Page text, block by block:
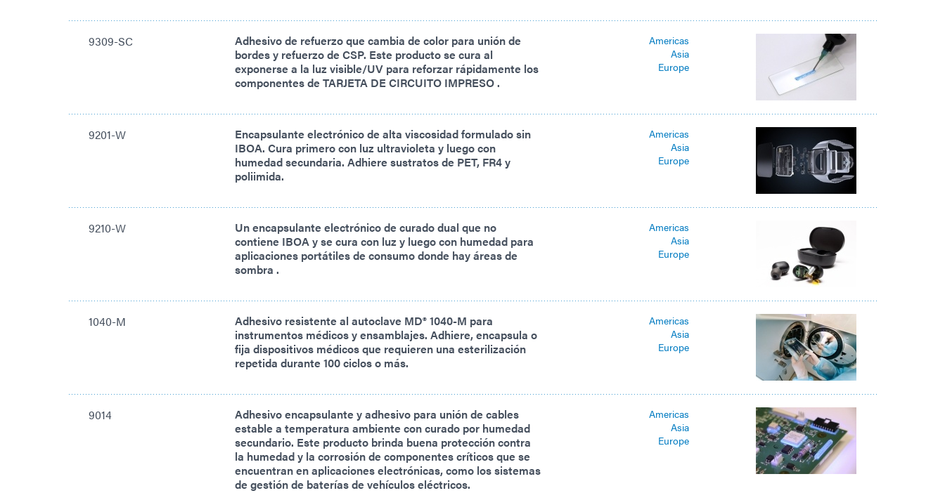
9309-SC
Adhesivo de refuerzo que cambia de color para unión de
bordes y refuerzo de CSP. Este producto se cura al
exponerse a la luz visible/UV para reforzar rápidamente los
componentes de TARJETA DE CIRCUITO IMPRESO .
Americas
Asia
Europe
9201-W
Encapsulante electrónico de alta viscosidad formulado sin
IBOA. Cura primero con luz ultravioleta y luego con
humedad secundaria. Adhiere sustratos de PET, FR4 y
poliimida.
Americas
Asia
Europe
9210-W
Un encapsulante electrónico de curado dual que no
contiene IBOA y se cura con luz y luego con humedad para
aplicaciones portátiles de consumo donde hay áreas de
sombra .
Americas
Asia
Europe
1040-M
Adhesivo resistente al autoclave MD® 1040-M para
instrumentos médicos y ensamblajes. Adhiere, encapsula o
fija dispositivos médicos que requieren una esterilización
repetida durante 100 ciclos o más.
Americas
Asia
Europe
9014
Adhesivo encapsulante y adhesivo para unión de cables
estable a temperatura ambiente con curado por humedad
secundario. Este producto brinda buena protección contra
la humedad y la corrosión de componentes críticos que se
encuentran en aplicaciones electrónicas, como los sistemas
de gestión de baterías de vehículos eléctricos.
Americas
Asia
Europe